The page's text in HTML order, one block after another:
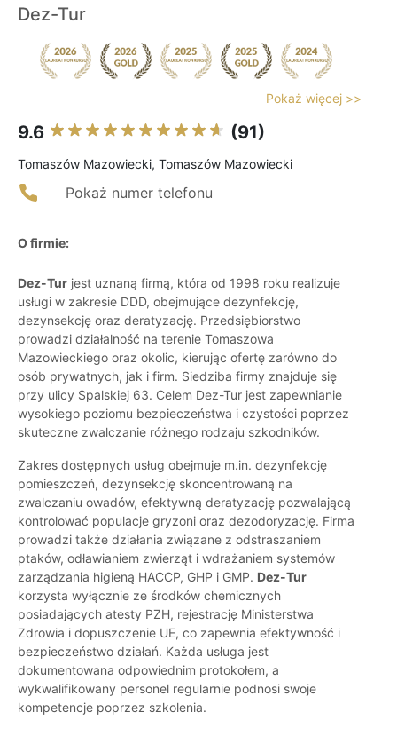
Dez-Tur
Pokaż więcej >>
9.6 (91)
Tomaszów Mazowiecki, Tomaszów Mazowiecki
Pokaż numer telefonu
O firmie:
Dez-Tur jest uznaną firmą, która od 1998 roku realizuje
usługi w zakresie DDD, obejmujące dezynfekcję,
dezynsekcję oraz deratyzację. Przedsiębiorstwo
prowadzi działalność na terenie Tomaszowa
Mazowieckiego oraz okolic, kierując ofertę zarówno do
osób prywatnych, jak i firm. Siedziba firmy znajduje się
przy ulicy Spalskiej 63. Celem Dez-Tur jest zapewnianie
wysokiego poziomu bezpieczeństwa i czystości poprzez
skuteczne zwalczanie różnego rodzaju szkodników.
Zakres dostępnych usług obejmuje m.in. dezynfekcję
pomieszczeń, dezynsekcję skoncentrowaną na
zwalczaniu owadów, efektywną deratyzację pozwalającą
kontrolować populacje gryzoni oraz dezodoryzację. Firma
prowadzi także działania związane z odstraszaniem
ptaków, odławianiem zwierząt i wdrażaniem systemów
zarządzania higieną HACCP, GHP i GMP. Dez-Tur
korzysta wyłącznie ze środków chemicznych
posiadających atesty PZH, rejestrację Ministerstwa
Zdrowia i dopuszczenie UE, co zapewnia efektywność i
bezpieczeństwo działań. Każda usługa jest
dokumentowana odpowiednim protokołem, a
wykwalifikowany personel regularnie podnosi swoje
kompetencje poprzez szkolenia.